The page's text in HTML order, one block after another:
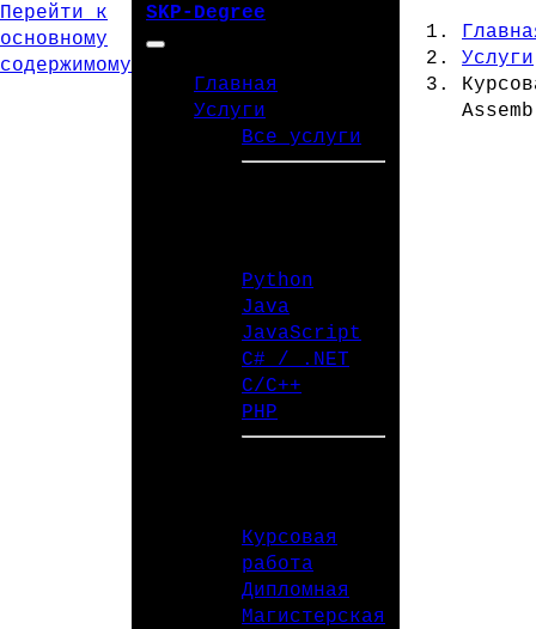
Перейти к
основному
содержимому
SKP-Degree
Главная
Услуги
Все услуги
Python
Java
JavaScript
C# / .NET
C/C++
PHP
Курсовая
работа
Дипломная
Магистерская
Услуги